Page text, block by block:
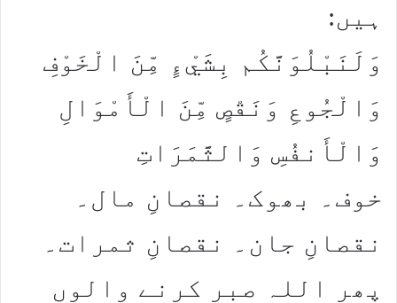
ہیں:
وَلَنَبْلُوَنَّكُم بِشَيْءٍ مِّنَ الْخَوْفِ
وَالْجُوعِ وَنَقْصٍ مِّنَ الْأَمْوَالِ
وَالْأَنفُسِ وَالثَّمَرَاتِ
خوف۔ بھوک۔ نقصانِ مال۔
نقصانِ جان۔ نقصانِ ثمرات۔
پھر اللہ صبر کرنے والوں